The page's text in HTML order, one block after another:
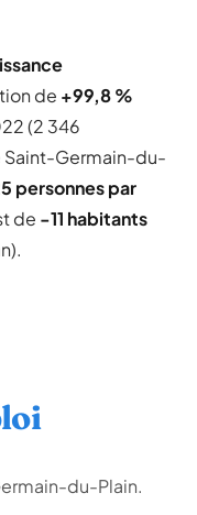
de +99,8 %
(2 346
Saint-Germain-du-
personnes par
de -11 habitants
du-Plain.